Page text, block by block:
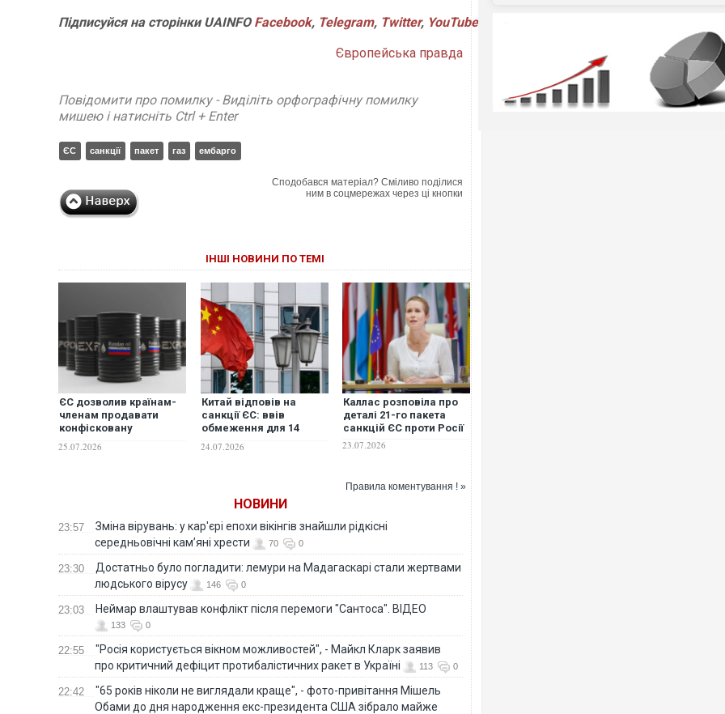
Підписуйся на сторінки UAINFO Facebook, Telegram, Twitter, YouTube
Європейська правда
Повідомити про помилку - Виділіть орфографічну помилку
мишею і натисніть Ctrl + Enter
ЄС санкції пакет газ ембарго
Сподобався матеріал? Сміливо поділися
ним в соцмережах через ці кнопки
ІНШІ НОВИНИ ПО ТЕМІ
ЄС дозволив країнам-
членам продавати
конфісковану
25.07.2026
Китай відповів на
санкції ЄС: ввів
обмеження для 14
компаній
24.07.2026
Каллас розповіла про
деталі 21-го пакета
санкцій ЄС проти Росії
23.07.2026
Правила коментування ! »
НОВИНИ
23:57
Зміна вірувань: у кар'єрі епохи вікінгів знайшли рідкісні
середньовічні кам’яні хрести
70 0
23:30
Достатньо було погладити: лемури на Мадагаскарі стали жертвами
людського вірусу
146 0
23:03 Неймар влаштував конфлікт після перемоги "Сантоса". ВІДЕО
133 0
22:55
"Росія користується вікном можливостей", - Майкл Кларк заявив
про критичний дефіцит протибалістичних ракет в Україні
113 0
22:42
"65 років ніколи не виглядали краще", - фото-привітання Мішель
Обами до дня народження екс-президента США зібрало майже
Українські надзвичайники
під час ліквідації масштабної